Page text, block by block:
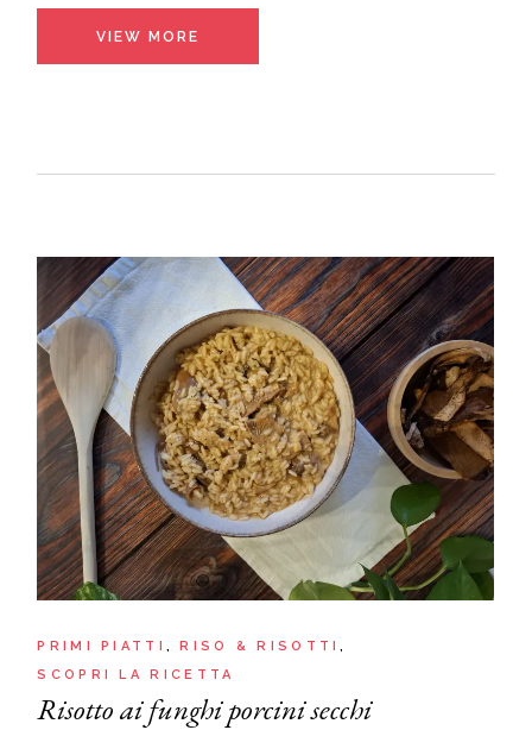
VIEW MORE
PRIMI PIATTI
RISO & RISOTTI
SCOPRI LA RICETTA
Risotto ai funghi porcini secchi